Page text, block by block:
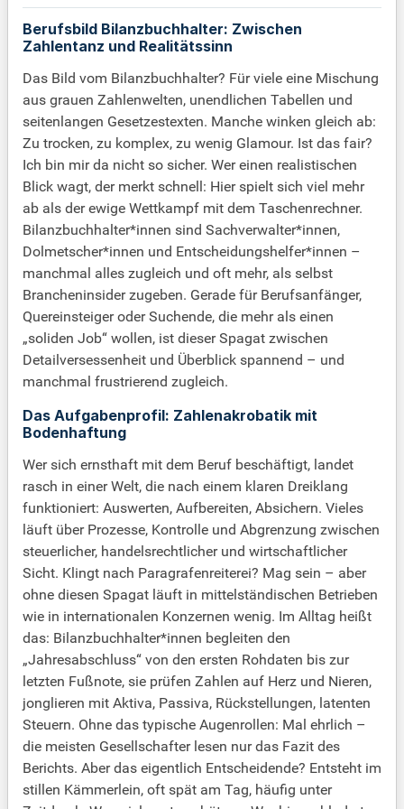
Berufsbild Bilanzbuchhalter: Zwischen
Zahlentanz und Realitätssinn
Das Bild vom Bilanzbuchhalter? Für viele eine Mischung
aus grauen Zahlenwelten, unendlichen Tabellen und
seitenlangen Gesetzestexten. Manche winken gleich ab:
Zu trocken, zu komplex, zu wenig Glamour. Ist das fair?
Ich bin mir da nicht so sicher. Wer einen realistischen
Blick wagt, der merkt schnell: Hier spielt sich viel mehr
ab als der ewige Wettkampf mit dem Taschenrechner.
Bilanzbuchhalter*innen sind Sachverwalter*innen,
Dolmetscher*innen und Entscheidungshelfer*innen –
manchmal alles zugleich und oft mehr, als selbst
Brancheninsider zugeben. Gerade für Berufsanfänger,
Quereinsteiger oder Suchende, die mehr als einen
„soliden Job“ wollen, ist dieser Spagat zwischen
Detailversessenheit und Überblick spannend – und
manchmal frustrierend zugleich.
Das Aufgabenprofil: Zahlenakrobatik mit
Bodenhaftung
Wer sich ernsthaft mit dem Beruf beschäftigt, landet
rasch in einer Welt, die nach einem klaren Dreiklang
funktioniert: Auswerten, Aufbereiten, Absichern. Vieles
läuft über Prozesse, Kontrolle und Abgrenzung zwischen
steuerlicher, handelsrechtlicher und wirtschaftlicher
Sicht. Klingt nach Paragrafenreiterei? Mag sein – aber
ohne diesen Spagat läuft in mittelständischen Betrieben
wie in internationalen Konzernen wenig. Im Alltag heißt
das: Bilanzbuchhalter*innen begleiten den
„Jahresabschluss“ von den ersten Rohdaten bis zur
letzten Fußnote, sie prüfen Zahlen auf Herz und Nieren,
jonglieren mit Aktiva, Passiva, Rückstellungen, latenten
Steuern. Ohne das typische Augenrollen: Mal ehrlich –
die meisten Gesellschafter lesen nur das Fazit des
Berichts. Aber das eigentlich Entscheidende? Entsteht im
stillen Kämmerlein, oft spät am Tag, häufig unter